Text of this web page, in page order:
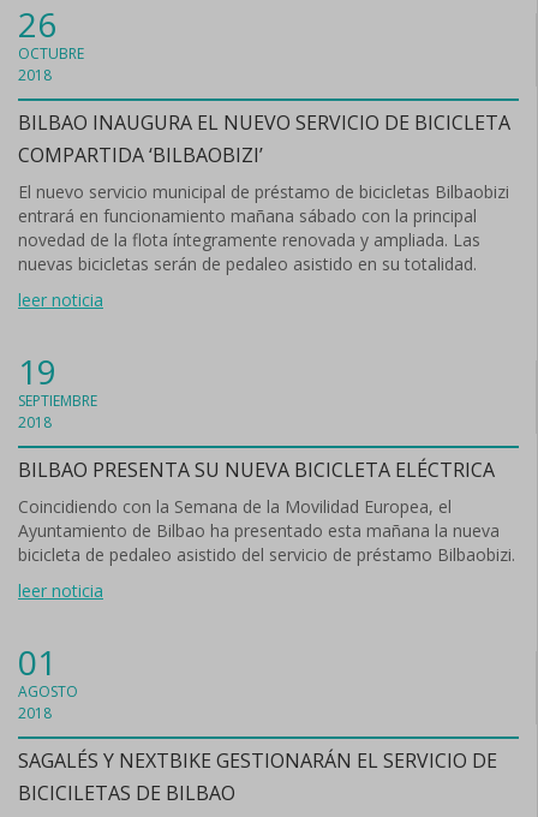
26
OCTUBRE
2018
BILBAO INAUGURA EL NUEVO SERVICIO DE BICICLETA
COMPARTIDA ‘BILBAOBIZI’
El nuevo servicio municipal de préstamo de bicicletas Bilbaobizi
entrará en funcionamiento mañana sábado con la principal
novedad de la flota íntegramente renovada y ampliada. Las
nuevas bicicletas serán de pedaleo asistido en su totalidad.
leer noticia
19
SEPTIEMBRE
2018
BILBAO PRESENTA SU NUEVA BICICLETA ELÉCTRICA
Coincidiendo con la Semana de la Movilidad Europea, el
Ayuntamiento de Bilbao ha presentado esta mañana la nueva
bicicleta de pedaleo asistido del servicio de préstamo Bilbaobizi.
leer noticia
01
AGOSTO
2018
SAGALÉS Y NEXTBIKE GESTIONARÁN EL SERVICIO DE
BICICILETAS DE BILBAO